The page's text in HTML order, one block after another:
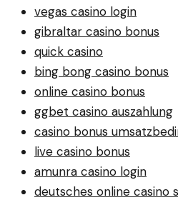
vegas casino login
gibraltar casino bonus
quick casino
bing bong casino bonus
online casino bonus
ggbet casino auszahlung
casino bonus
live casino bonus
amunra casino login
deutsches online casino